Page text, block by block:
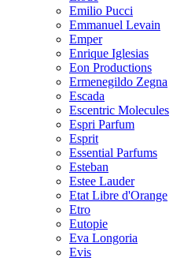
Emilio Pucci
Emmanuel Levain
Emper
Enrique Iglesias
Eon Productions
Ermenegildo Zegna
Escada
Escentric Molecules
Espri Parfum
Esprit
Essential Parfums
Esteban
Estee Lauder
Etat Libre d'Orange
Etro
Eutopie
Eva Longoria
Evis